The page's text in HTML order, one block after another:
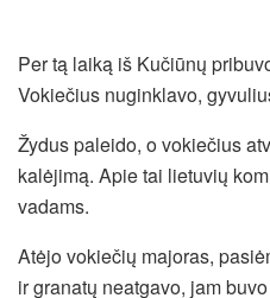
Per tą laiką iš Kučiūnų
Vokiečius nuginklavo,
Žydus paleido, o vokiečius
kalėjimą. Apie tai lietuvių
vadams.
Atėjo vokiečių majoras,
ir granatų neatgavo, jam